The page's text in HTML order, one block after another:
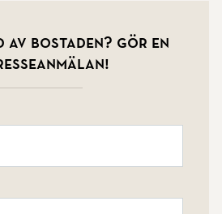
av bostaden? Gör en